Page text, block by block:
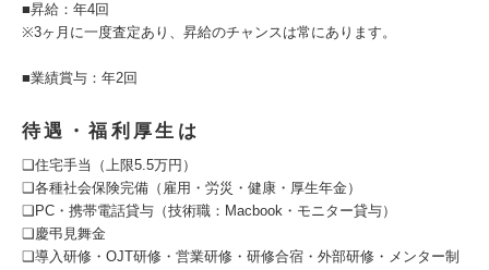
■昇給：年4回
※3ヶ月に一度査定あり、昇給のチャンスは常にあります。
■業績賞与：年2回
待遇・福利厚生は
❑住宅手当（上限5.5万円）
❑各種社会保険完備（雇用・労災・健康・厚生年金）
❑PC・携帯電話貸与（技術職：Macbook・モニター貸与）
❑慶弔見舞金
❑導入研修・OJT研修・営業研修・研修合宿・外部研修・メンター制